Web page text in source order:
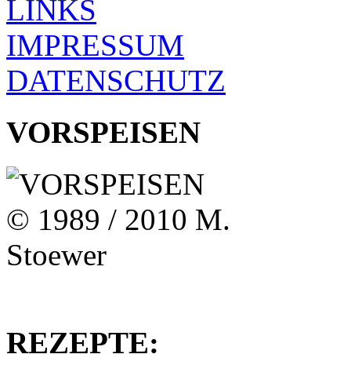
LINKS
IMPRESSUM
DATENSCHUTZ
VORSPEISEN
REZEPTE: